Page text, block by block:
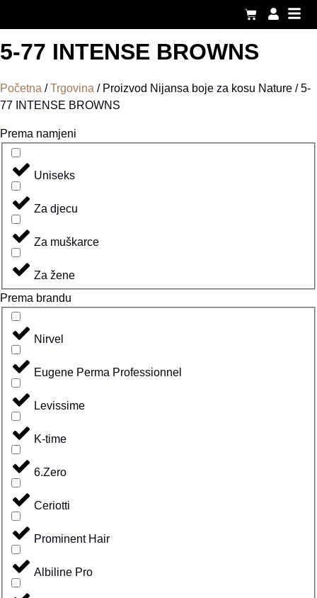
5-77 INTENSE BROWNS
Početna /Trgovina / Proizvod Nijansa boje za kosu Nature / 5-
77 INTENSE BROWNS
Prema namjeni
Uniseks
Za djecu
Za muškarce
Za žene
Prema brandu
Nirvel
Eugene Perma Professionnel
Levissime
K-time
6.Zero
Ceriotti
Prominent Hair
Albiline Pro